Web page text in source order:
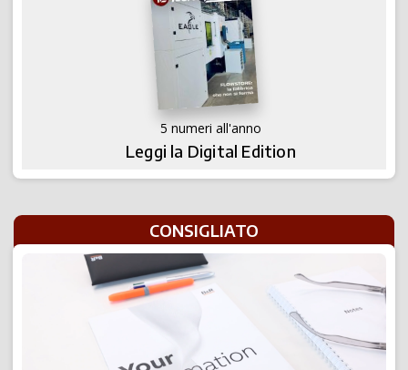
5 numeri all'anno
Leggi la Digital Edition
CONSIGLIATO